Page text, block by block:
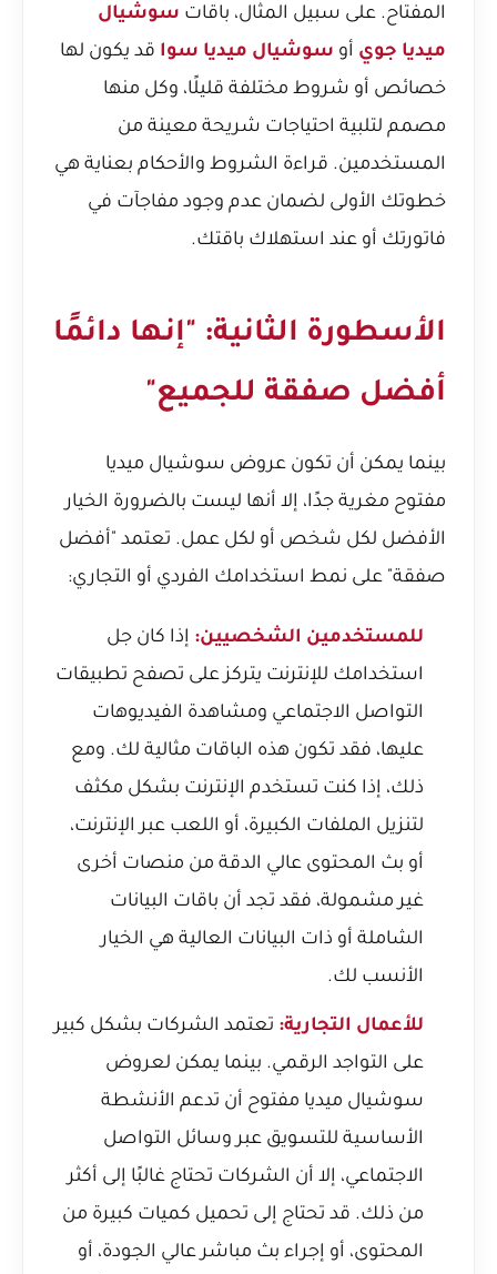
المفتاح. على سبيل المثال، باقات سوشيال
ميديا جوي أو سوشيال ميديا سوا قد يكون لها
خصائص أو شروط مختلفة قليلًا، وكل منها
مصمم لتلبية احتياجات شريحة معينة من
المستخدمين. قراءة الشروط والأحكام بعناية هي
خطوتك الأولى لضمان عدم وجود مفاجآت في
فاتورتك أو عند استهلاك باقتك.
الأسطورة الثانية: "إنها دائمًا
أفضل صفقة للجميع"
بينما يمكن أن تكون عروض سوشيال ميديا
مفتوح مغرية جدًا، إلا أنها ليست بالضرورة الخيار
الأفضل لكل شخص أو لكل عمل. تعتمد "أفضل
صفقة" على نمط استخدامك الفردي أو التجاري:
للمستخدمين الشخصيين: إذا كان جل
استخدامك للإنترنت يتركز على تصفح تطبيقات
التواصل الاجتماعي ومشاهدة الفيديوهات
عليها، فقد تكون هذه الباقات مثالية لك. ومع
ذلك، إذا كنت تستخدم الإنترنت بشكل مكثف
لتنزيل الملفات الكبيرة، أو اللعب عبر الإنترنت،
أو بث المحتوى عالي الدقة من منصات أخرى
غير مشمولة، فقد تجد أن باقات البيانات
الشاملة أو ذات البيانات العالية هي الخيار
الأنسب لك.
للأعمال التجارية: تعتمد الشركات بشكل كبير
على التواجد الرقمي. بينما يمكن لعروض
سوشيال ميديا مفتوح أن تدعم الأنشطة
الأساسية للتسويق عبر وسائل التواصل
الاجتماعي، إلا أن الشركات تحتاج غالبًا إلى أكثر
من ذلك. قد تحتاج إلى تحميل كميات كبيرة من
المحتوى، أو إجراء بث مباشر عالي الجودة، أو